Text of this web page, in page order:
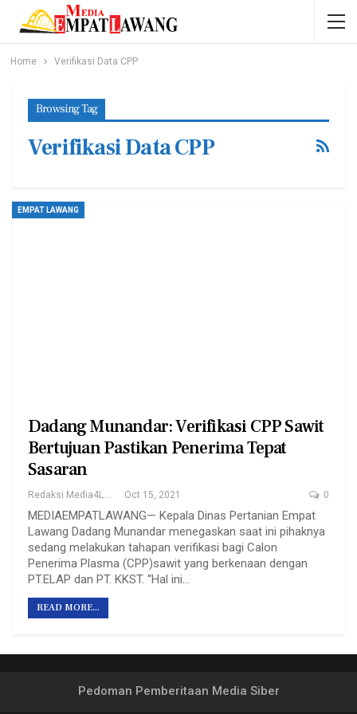
Home Verifikasi Data CPP
Browsing Tag
Verifikasi Data CPP
EMPAT LAWANG
Dadang Munandar: Verifikasi CPP Sawit
Bertujuan Pastikan Penerima Tepat
Sasaran
Oct 15, 2021 0
MEDIAEMPATLAWANG— Kepala Dinas Pertanian Empat
Lawang Dadang Munandar menegaskan saat ini pihaknya
sedang melakukan tahapan verifikasi bagi Calon
Penerima Plasma (CPP)sawit yang berkenaan dengan
PT.ELAP dan PT. KKST. “Hal ini…
READ MORE...
Pedoman Pemberitaan Media Siber